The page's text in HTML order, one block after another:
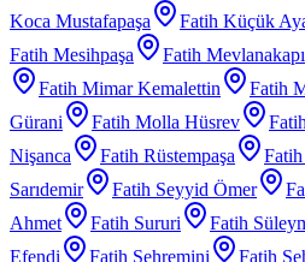
Koca Mustafapaşa Fatih Küçük
Fatih Mesihpaşa
Fatih Mevlanakapı
Fatih Mimar Kemalettin
Fatih
Gürani
Fatih Molla Hüsrev
Nişanca
Fatih Rüstempaşa
Sarıdemir
Fatih Seyyid Ömer
Ahmet
Fatih Sururi Fatih
Efendi
Fatih Şehremini Fatih